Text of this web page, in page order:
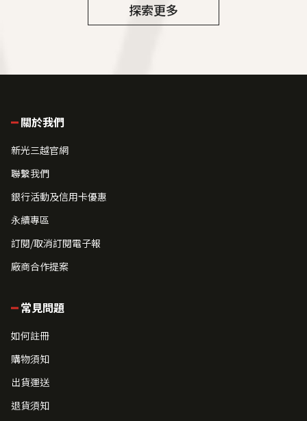
探索更多
關於我們
新光三越官網
聯繫我們
銀行活動及信用卡優惠
永續專區
訂閱/取消訂閱電子報
廠商合作提案
常見問題
如何註冊
購物須知
出貨運送
退貨須知